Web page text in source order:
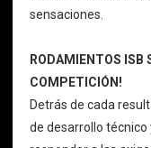
sensaciones.
RODAMIENTOS ISB
COMPETICIÓN!
Detrás de cada
de desarrollo